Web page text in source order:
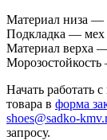
Материал низа
Подкладка — мех
Материал верха
Начать работать
товара в форма
shoes@sadko-
запросу.